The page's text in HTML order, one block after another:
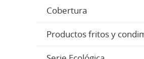
Cobertura
Productos fritos y